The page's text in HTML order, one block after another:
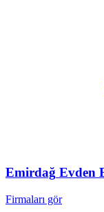
Emirdağ Evden
Firmaları gör